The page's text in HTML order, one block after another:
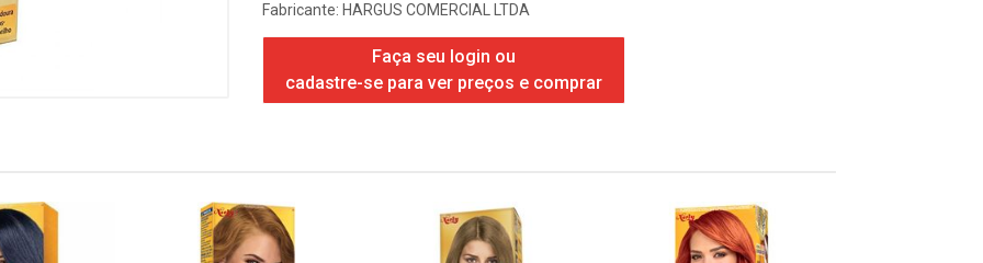
Fabricante: HARGUS COMERCIAL LTDA
Faça seu login ou
cadastre-se para ver preços e comprar